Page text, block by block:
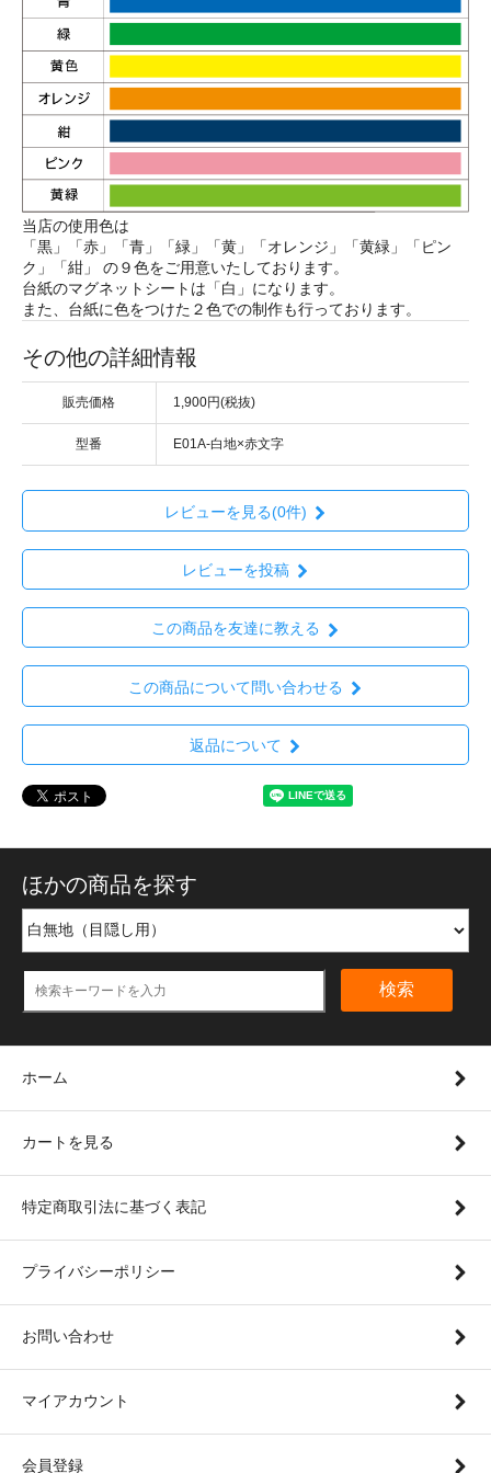
当店の使用色は
「黒」「赤」「青」「緑」「黄」「オレンジ」「黄緑」「ピン
ク」「紺」 の９色をご用意いたしております。
台紙のマグネットシートは「白」になります。
また、台紙に色をつけた２色での制作も行っております。
その他の詳細情報
販売価格 1,900円(税抜)
型番 E01A-白地×赤文字
レビューを見る(0件)
レビューを投稿
この商品を友達に教える
この商品について問い合わせる
返品について
ほかの商品を探す
検索
ホーム
カートを見る
特定商取引法に基づく表記
プライバシーポリシー
お問い合わせ
マイアカウント
会員登録